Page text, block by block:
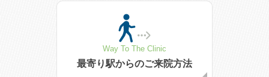
Way To The Clinic
最寄り駅からのご来院方法